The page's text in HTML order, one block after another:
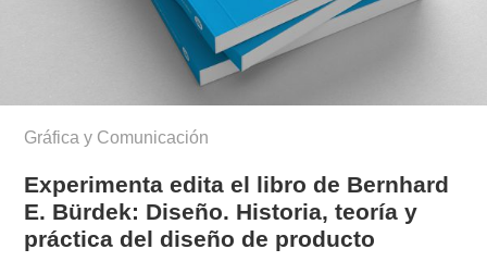
Gráfica y Comunicación
Experimenta edita el libro de Bernhard
E. Bürdek: Diseño. Historia, teoría y
práctica del diseño de producto